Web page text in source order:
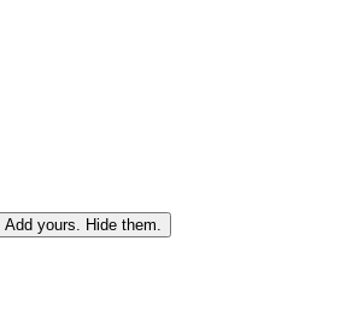
Add yours. Hide them.